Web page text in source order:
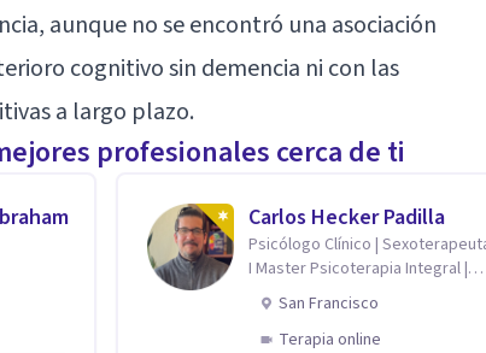
aunque no se encontró una asociación
cognitivo sin demencia ni con las
a largo plazo.
profesionales cerca de ti
Carlos Hecker Padilla
Psicólogo Clínico |
I Master Psicoterapia Integral |
Terapeuta de Pareja
San Francisco
Terapia online